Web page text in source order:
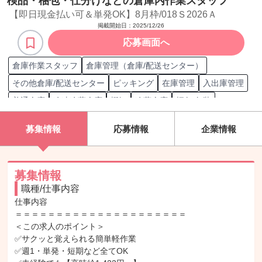
【即日現金払い可＆単発OK】8月枠/018Ｓ2026Ａ
掲載開始日： 2025/12/26
応募画面へ
倉庫作業スタッフ
倉庫管理（倉庫/配送センター）
その他倉庫/配送センター
ピッキング 在庫管理
入出庫管理
普通倉庫
冷凍冷蔵倉庫 棚卸 冷蔵倉庫
梱包/包装
募集情報 応募情報 企業情報
募集情報
職種/仕事内容
仕事内容
＝＝＝＝＝＝＝＝＝＝＝＝＝＝＝＝＝＝＝＝＝
＜この求人のポイント＞
✅サクッと覚えられる簡単軽作業
✅週1・単発・短期など全てOK